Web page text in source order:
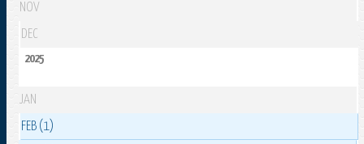
NOV
DEC
2025
JAN
FEB (1)